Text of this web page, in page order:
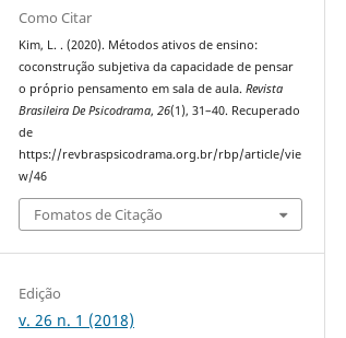
Como Citar
Kim, L. . (2020). Métodos ativos de ensino:
coconstrução subjetiva da capacidade de pensar
o próprio pensamento em sala de aula.Revista
Brasileira De Psicodrama,26(1), 31–40. Recuperado
de
https://revbraspsicodrama.org.br/rbp/article/vie
w/46
Fomatos de Citação
Edição
v. 26 n. 1 (2018)